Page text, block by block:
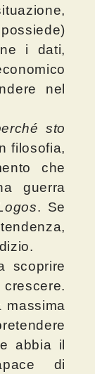
i dati,
nel
sto
filosofia,
che
guerra
. Se
scoprire
abbia il
di